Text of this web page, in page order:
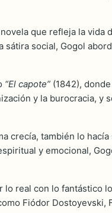
que refleja la vida
social, Gogol
“El capote” (1842),
y la burocracia, y
crecía, también lo hacía
y emocional,
lo real con lo fantástico
Fiódor Dostoyevski,